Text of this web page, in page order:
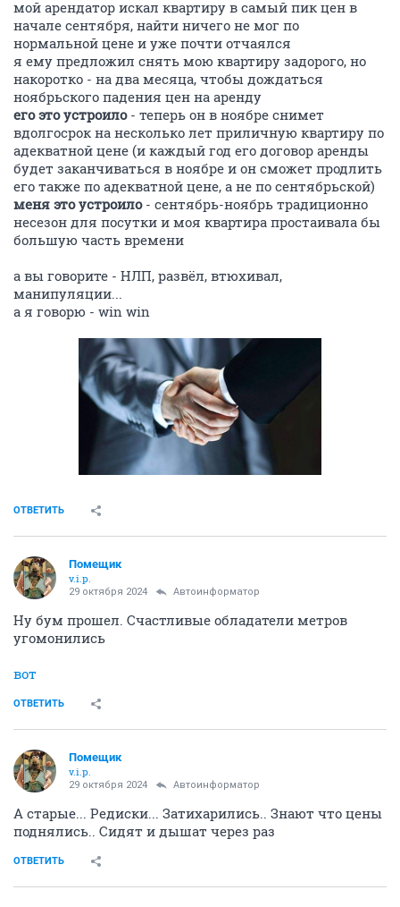
мой арендатор искал квартиру в самый пик цен в
начале сентября, найти ничего не мог по
нормальной цене и уже почти отчаялся
я ему предложил снять мою квартиру задорого, но
накоротко - на два месяца, чтобы дождаться
ноябрьского падения цен на аренду
его это устроило- теперь он в ноябре снимет
вдолгосрок на несколько лет приличную квартиру по
адекватной цене (и каждый год его договор аренды
будет заканчиваться в ноябре и он сможет продлить
его также по адекватной цене, а не по сентябрьской)
меня это устроило- сентябрь-ноябрь традиционно
несезон для посутки и моя квартира простаивала бы
большую часть времени
а вы говорите - НЛП, развёл, втюхивал,
манипуляции...
а я говорю - win win
ОТВЕТИТЬ
Помещик
v.i.p.
29 октября 2024 Автоинформатор
Ну бум прошел. Счастливые обладатели метров
угомонились
вот
ОТВЕТИТЬ
Помещик
v.i.p.
29 октября 2024 Автоинформатор
А старые... Редиски... Затихарились.. Знают что цены
поднялись.. Сидят и дышат через раз
ОТВЕТИТЬ